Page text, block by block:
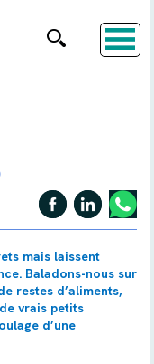
mais laissent
Baladons-nous sur
restes d’aliments,
vrais petits
d’une